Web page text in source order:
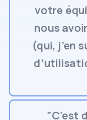
votre
nous
(qui, j’en
"C'est